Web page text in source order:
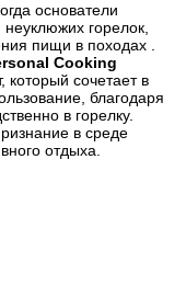
основатели
горелок,
пищи в походах .
Cooking
сочетает в
благодаря
в горелку.
в среде
отдыха.